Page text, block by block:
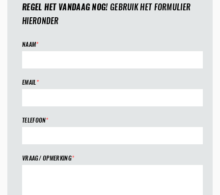
REGEL HET VANDAAG NOG!GEBRUIK HET FORMULIER
HIERONDER
NAAM*
EMAIL*
TELEFOON*
VRAAG/ OPMERKING*